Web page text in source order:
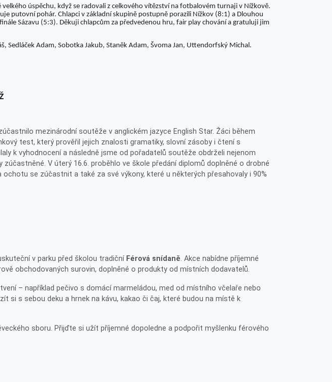
úspěchu, když se radovali z celkového vítězství na fotbalovém turnaji v Nížkově.
putovní pohár. Chlapci v základní skupině postupně porazili Nížkov (8:1) a Dlouhou
Sázavu (5:3). Děkuji chlapcům za předvedenou hru, fair play chování a gratuluji jim
Sedláček Adam, Sobotka Jakub, Staněk Adam, Švoma Jan, Uttendorfský Michal.
mezinárodní soutěže v anglickém jazyce English Star. Žáci během
test, který prověřil jejich znalosti gramatiky, slovní zásoby i čtení s
k vyhodnocení a následně jsme od pořadatelů soutěže obdrželi nejenom
V úterý 16.6. proběhlo ve škole předání diplomů doplněné o drobné
ochotu se zúčastnit a také za své výkony, které u některých přesahovaly i 90%
v parku před školou tradiční Férová snídaně. Akce nabídne příjemné
obchodovaných surovin, doplněné o produkty od místních dodavatelů.
– například pečivo s domácí marmeládou, med od místního včelaře nebo
si s sebou deku a hrnek na kávu, kakao či čaj, které budou na místě k
sboru. Přijďte si užít příjemné dopoledne a podpořit myšlenku férového